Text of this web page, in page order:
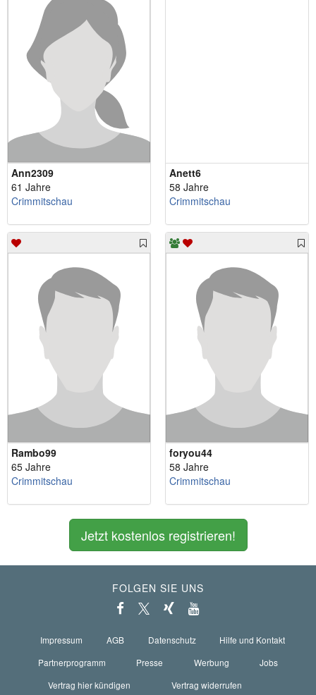
Ann2309
61 Jahre
Crimmitschau
Anett6
58 Jahre
Crimmitschau
Rambo99
65 Jahre
Crimmitschau
foryou44
58 Jahre
Crimmitschau
Jetzt kostenlos registrieren!
FOLGEN SIE UNS
Impressum AGB Datenschutz
Hilfe und Kontakt
Partnerprogramm
Presse Werbung
Jobs
Vertrag hier kündigen
Vertrag widerrufen